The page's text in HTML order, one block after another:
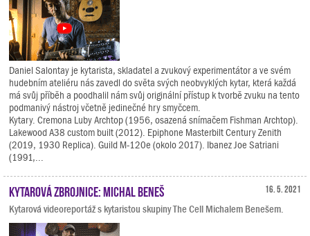
Daniel Salontay je kytarista, skladatel a zvukový experimentátor a ve svém
hudebním ateliéru nás zavedl do světa svých neobvyklých kytar, která každá
má svůj příběh a poodhalil nám svůj originální přístup k tvorbě zvuku na tento
podmanivý nástroj včetně jedinečné hry smyčcem.
Kytary. Cremona Luby Archtop (1956, osazená snímačem Fishman Archtop).
Lakewood A38 custom built (2012). Epiphone Masterbilt Century Zenith
(2019, 1930 Replica). Guild M-120e (okolo 2017). Ibanez Joe Satriani
(1991,...
16. 5. 2021
Kytarová zbrojnice: Michal Beneš
Kytarová videoreportáž s kytaristou skupiny The Cell Michalem Benešem.